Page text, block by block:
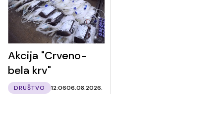
Akcija "Crveno-
bela krv"
DRUŠTVO 12:0606.08.2026.